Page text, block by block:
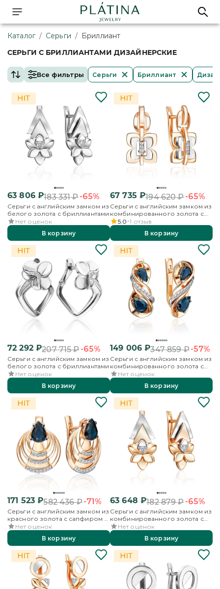
Каталог / Серьги / Бриллиант
СЕРЬГИ С БРИЛЛИАНТАМИ ДИЗАЙНЕРСКИЕ
Все фильтры Серьги Бриллиант
63 806₽183 331₽-65%
Серьги с английским замком из
белого золота с бриллиантами
Нет оценок
В корзину
67 735 ₽194 620₽-65%
Серьги с английским замком из
комбинированного золота с
бриллиантами
5.0 1 отзыв
В корзину
72 292₽207 715₽-65%
Серьги с английским замком из
белого золота с бриллиантами
Нет оценок
В корзину
149 006 ₽347 859₽-57%
Серьги с английским замком из
комбинированного золота с
сапфирами и бриллиантами
Нет оценок
В корзину
171 523 ₽582 436₽-71%
Серьги с английским замком из
красного золота с сапфиром и
бриллиантами
Нет оценок
В корзину
63 648 ₽182 879₽-65%
Серьги с английским замком из
комбинированного золота с
бриллиантами
Нет оценок
В корзину